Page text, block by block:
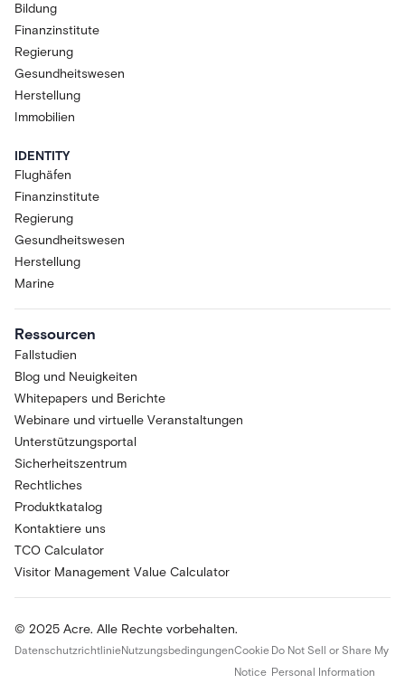
Bildung
Finanzinstitute
Regierung
Gesundheitswesen
Herstellung
Immobilien
IDENTITY
Flughäfen
Finanzinstitute
Regierung
Gesundheitswesen
Herstellung
Marine
Ressourcen
Fallstudien
Blog und Neuigkeiten
Whitepapers und Berichte
Webinare und virtuelle Veranstaltungen
Unterstützungsportal
Sicherheitszentrum
Rechtliches
Produktkatalog
Kontaktiere uns
TCO Calculator
Visitor Management Value Calculator
© 2025 Acre. Alle Rechte vorbehalten.
DatenschutzrichtlinieNutzungsbedingungenCookie
Notice
Do Not Sell or Share My
Personal Information